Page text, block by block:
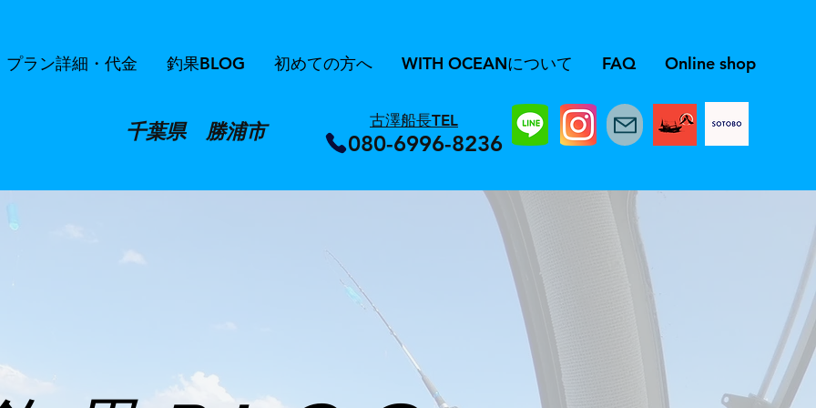
プラン詳細・代金 釣果BLOG 初めての方へ WITH OCEANについて FAQ Online shop
千葉県 勝浦市 080-6996-8236
​古澤船長TEL